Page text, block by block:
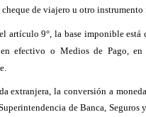
de viajero u otro
artículo 9°, la base imponible
efectivo o Medios de Pago,
extranjera, la conversión a
de Banca, Seguros